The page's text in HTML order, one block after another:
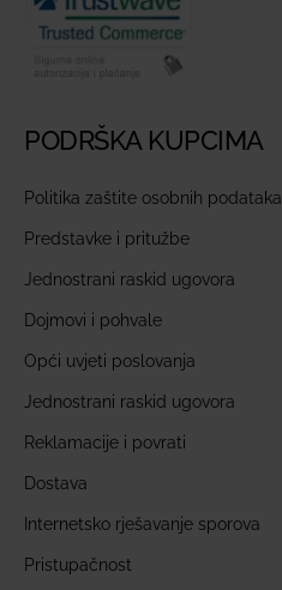
PODRŠKA KUPCIMA
Politika zaštite osobnih podataka
Predstavke i pritužbe
Jednostrani raskid ugovora
Dojmovi i pohvale
Opći uvjeti poslovanja
Jednostrani raskid ugovora
Reklamacije i povrati
Dostava
Internetsko rješavanje sporova
Pristupačnost